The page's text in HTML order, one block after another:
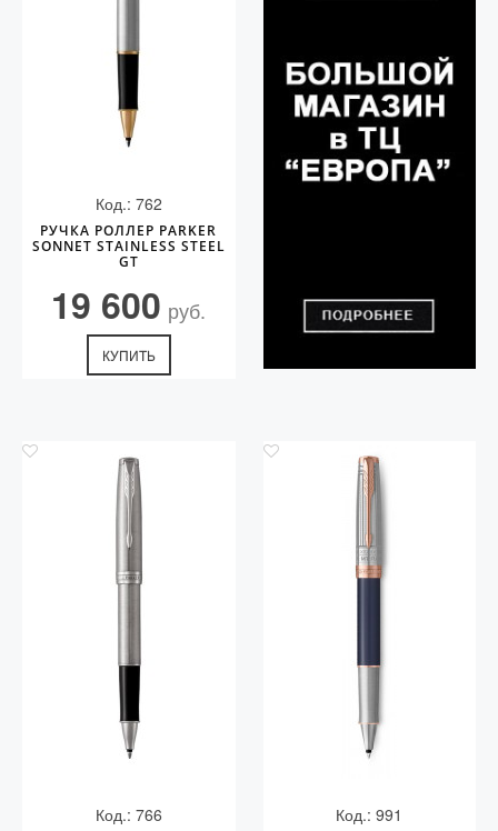
Код.: 762
РУЧКА РОЛЛЕР PARKER
SONNET STAINLESS STEEL
GT
19 600 руб.
КУПИТЬ
Код.: 766 Код.: 991